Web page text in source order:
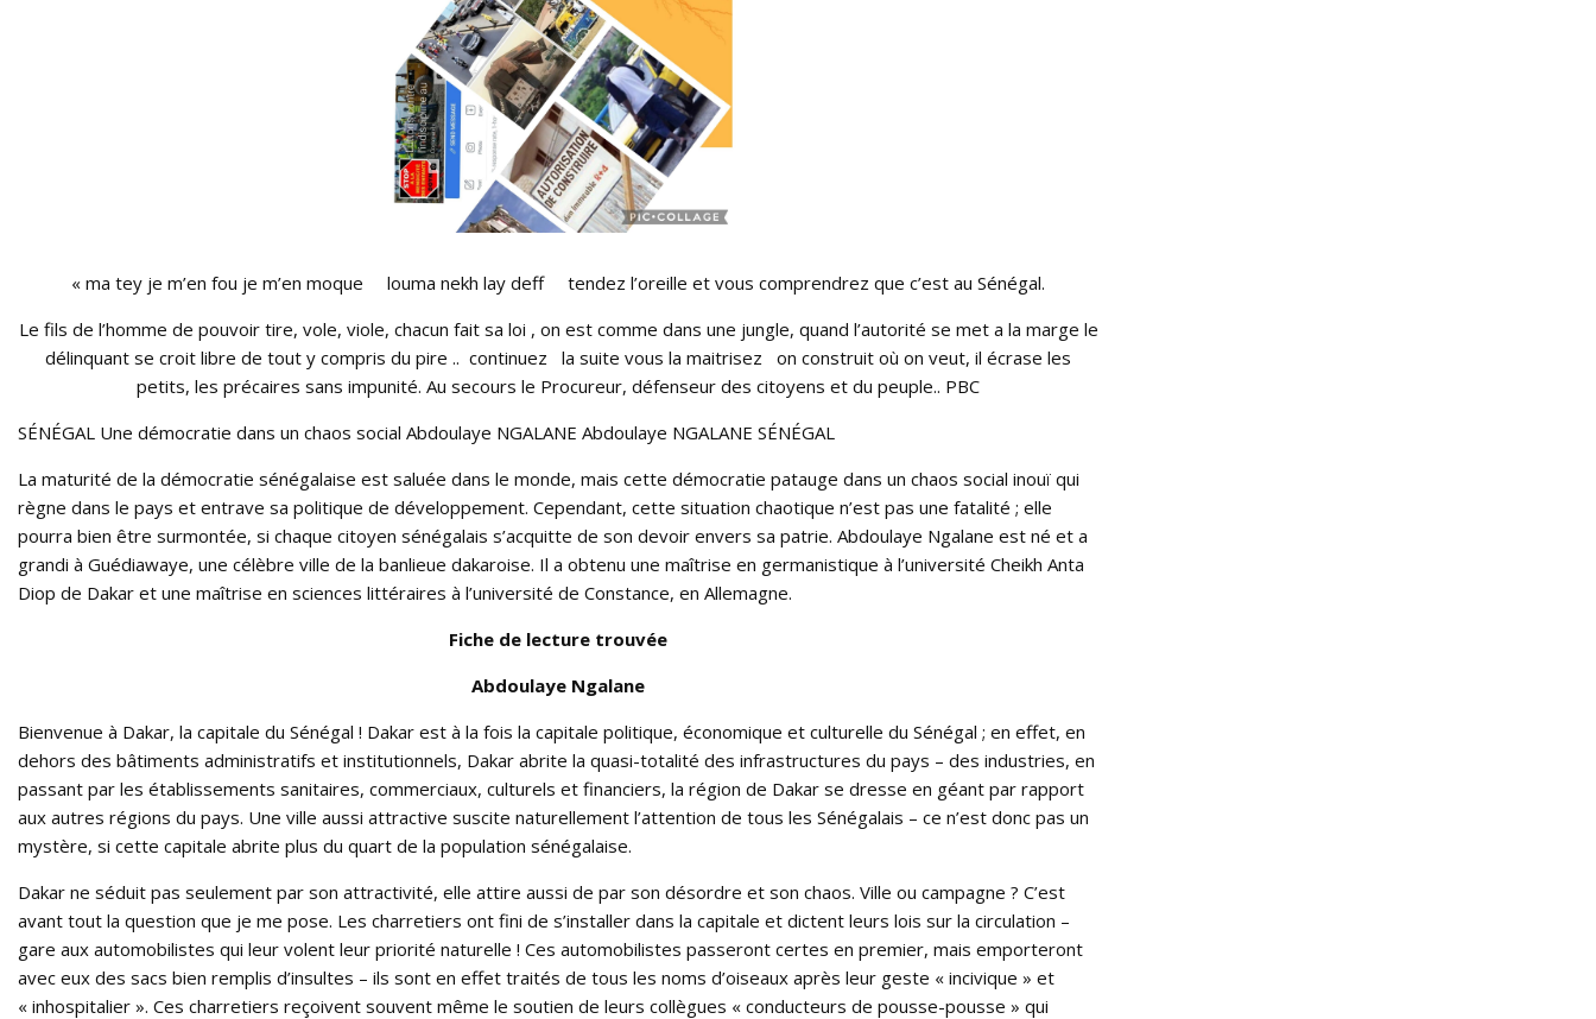
« ma tey je m’en fou je m’en moque louma nekh lay deff tendez l’oreille et vous comprendrez que c’est au Sénégal.
Le fils de l’homme de pouvoir tire, vole, viole, chacun fait sa loi , on est comme dans une jungle, quand l’autorité se met a la marge le
délinquant se croit libre de tout y compris du pire .. continuez la suite vous la maitrisez on construit où on veut, il écrase les
petits, les précaires sans impunité. Au secours le Procureur, défenseur des citoyens et du peuple.. PBC
SÉNÉGAL Une démocratie dans un chaos social Abdoulaye NGALANE Abdoulaye NGALANE SÉNÉGAL
La maturité de la démocratie sénégalaise est saluée dans le monde, mais cette démocratie patauge dans un chaos social inouï qui
règne dans le pays et entrave sa politique de développement. Cependant, cette situation chaotique n’est pas une fatalité ; elle
pourra bien être surmontée, si chaque citoyen sénégalais s’acquitte de son devoir envers sa patrie. Abdoulaye Ngalane est né et a
grandi à Guédiawaye, une célèbre ville de la banlieue dakaroise. Il a obtenu une maîtrise en germanistique à l’université Cheikh Anta
Diop de Dakar et une maîtrise en sciences littéraires à l’université de Constance, en Allemagne.
Fiche de lecture trouvée
Abdoulaye Ngalane
Bienvenue à Dakar, la capitale du Sénégal ! Dakar est à la fois la capitale politique, économique et culturelle du Sénégal ; en effet, en
dehors des bâtiments administratifs et institutionnels, Dakar abrite la quasi-totalité des infrastructures du pays – des industries, en
passant par les établissements sanitaires, commerciaux, culturels et financiers, la région de Dakar se dresse en géant par rapport
aux autres régions du pays. Une ville aussi attractive suscite naturellement l’attention de tous les Sénégalais – ce n’est donc pas un
mystère, si cette capitale abrite plus du quart de la population sénégalaise.
Dakar ne séduit pas seulement par son attractivité, elle attire aussi de par son désordre et son chaos. Ville ou campagne ? C’est
avant tout la question que je me pose. Les charretiers ont fini de s’installer dans la capitale et dictent leurs lois sur la circulation –
gare aux automobilistes qui leur volent leur priorité naturelle ! Ces automobilistes passeront certes en premier, mais emporteront
avec eux des sacs bien remplis d’insultes – ils sont en effet traités de tous les noms d’oiseaux après leur geste « incivique » et
« inhospitalier ». Ces charretiers reçoivent souvent même le soutien de leurs collègues « conducteurs de pousse-pousse » qui